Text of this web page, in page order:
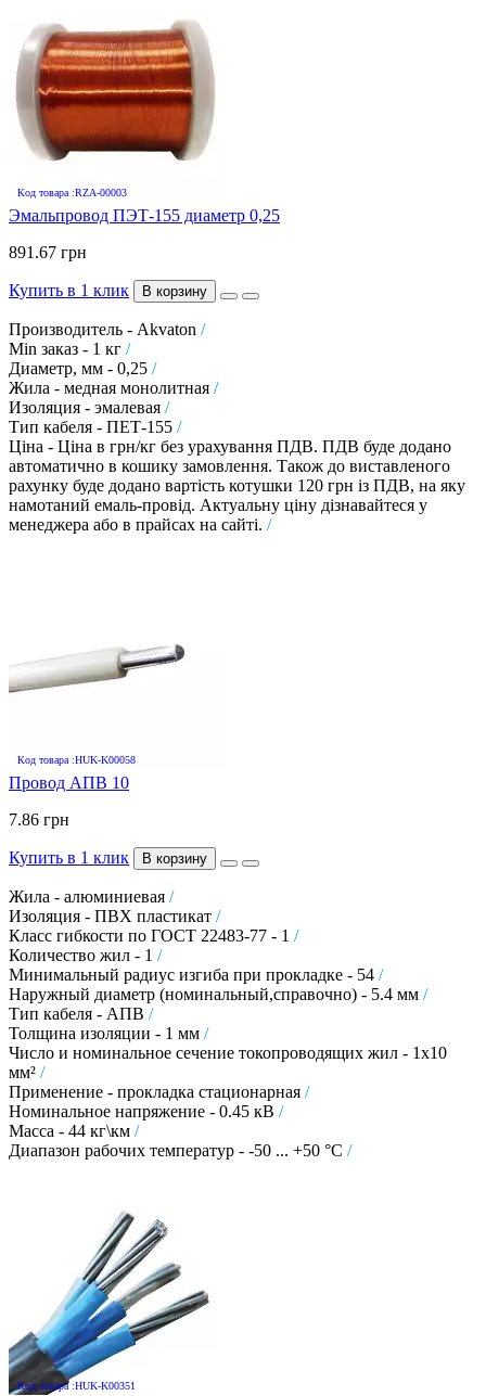
Код товара :RZA-00003
Эмальпровод ПЭТ-155 диаметр 0,25
891.67 грн
Купить в 1 клик В корзину
Производитель - Akvaton /
Min заказ - 1 кг /
Диаметр, мм - 0,25 /
Жила - медная монолитная /
Изоляция - эмалевая /
Тип кабеля - ПЕТ-155 /
Ціна - Ціна в грн/кг без урахування ПДВ. ПДВ буде додано
автоматично в кошику замовлення. Також до виставленого
рахунку буде додано вартість котушки 120 грн із ПДВ, на яку
намотаний емаль-провід. Актуальну ціну дізнавайтеся у
менеджера або в прайсах на сайті. /
Код товара :HUK-K00058
Провод АПВ 10
7.86 грн
Купить в 1 клик В корзину
Жила - алюминиевая /
Изоляция - ПВХ пластикат /
Класс гибкости по ГОСТ 22483-77 - 1 /
Количество жил - 1 /
Минимальный радиус изгиба при прокладке - 54 /
Наружный диаметр (номинальный,справочно) - 5.4 мм /
Тип кабеля - АПВ /
Толщина изоляции - 1 мм /
Число и номинальное сечение токопроводящих жил - 1х10
мм² /
Применение - прокладка стационарная /
Номинальное напряжение - 0.45 кВ /
Масса - 44 кг\км /
Диапазон рабочих температур - -50 ... +50 °C /
Код товара :HUK-K00351